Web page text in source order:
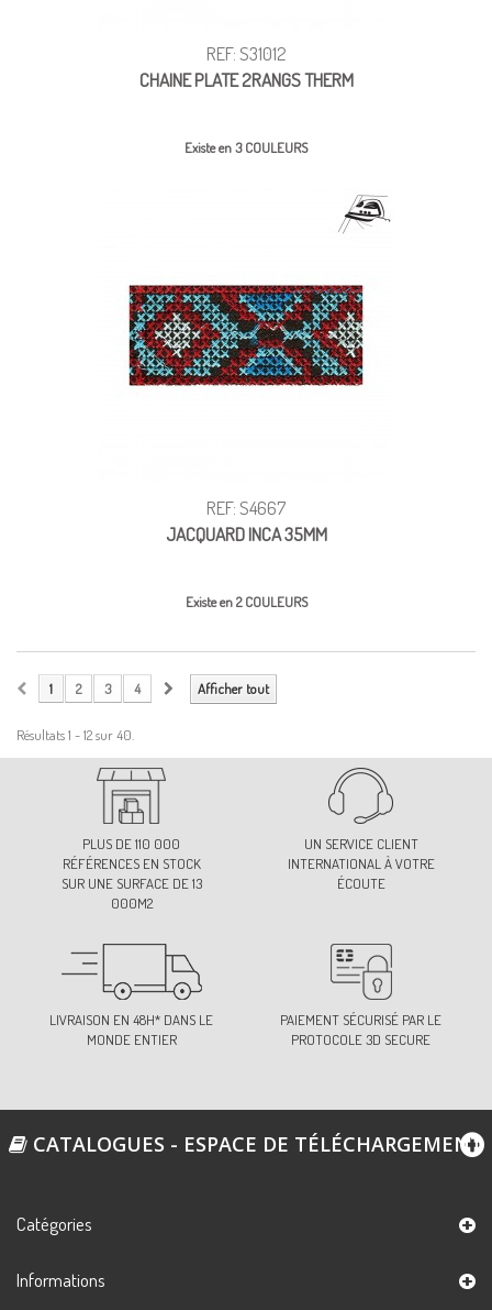
REF: S31012
CHAINE PLATE 2RANGS THERM
Existe en 3 COULEURS
REF: S4667
JACQUARD INCA 35MM
Existe en 2 COULEURS
Afficher tout
1 2 3 4
Résultats 1 - 12 sur 40.
PLUS DE 110 000
RÉFÉRENCES EN STOCK
SUR UNE SURFACE DE 13
000M2
UN SERVICE CLIENT
INTERNATIONAL À VOTRE
ÉCOUTE
LIVRAISON EN 48H* DANS LE
MONDE ENTIER
PAIEMENT SÉCURISÉ PAR LE
PROTOCOLE 3D SECURE
CATALOGUES - ESPACE DE TÉLÉCHARGEMENT
Catégories
Informations